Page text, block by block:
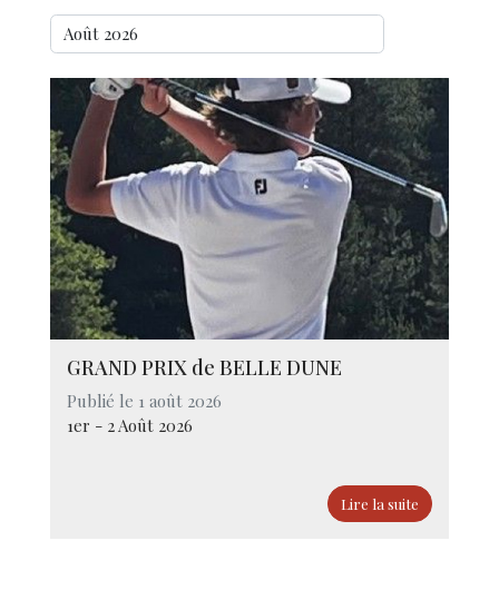
GRAND PRIX de BELLE DUNE
Publié le 1 août 2026
1er - 2 Août 2026
Lire la suite